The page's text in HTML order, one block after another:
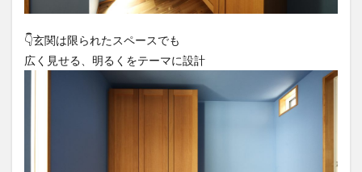
👇️玄関は限られたスペースでも
広く見せる、明るくをテーマに設計